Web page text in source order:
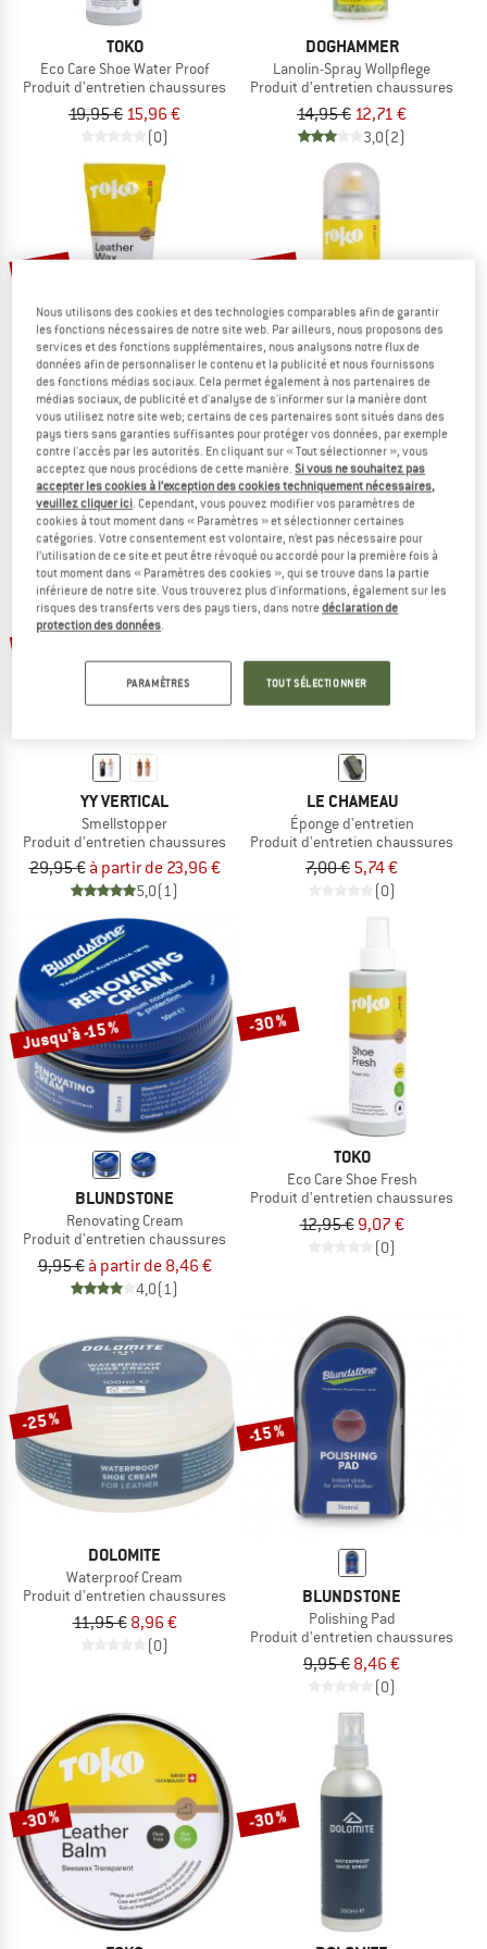
TOKO
Eco Care Shoe Water Proof
Produit d'entretien chaussures
19,95 € 15,96 €
(0)
DOGHAMMER
Lanolin-Spray Wollpflege
Produit d'entretien chaussures
14,95 € 12,71 €
3,0(2)
-25 %
TOKO
Eco Care Leather Wax
Produit d'entretien chaussures
9,00 €6,75 €
(0)
-25 %
TOKO
Care Shoe Water Proof Pro
Produit d'entretien chaussures
13,95 €10,46 €
(0)
Jusqu'à -20 %
YY VERTICAL
Smellstopper
Produit d'entretien chaussures
29,95 € à partir de 23,96 €
5,0(1)
LE CHAMEAU
Éponge d'entretien
Produit d'entretien chaussures
7,00 € 5,74 €
(0)
Jusqu'à -15 %
BLUNDSTONE
Renovating Cream
Produit d'entretien chaussures
9,95 € à partir de 8,46 €
4,0(1)
-30 %
TOKO
Eco Care Shoe Fresh
Produit d'entretien chaussures
12,95 € 9,07 €
(0)
-25 %
DOLOMITE
Waterproof Cream
Produit d'entretien chaussures
11,95 € 8,96 €
(0)
-15 %
BLUNDSTONE
Polishing Pad
Produit d'entretien chaussures
9,95 € 8,46 €
(0)
-30 % -30 %
Nous utilisons des cookies et des technologies comparables afin de garantir
les fonctions nécessaires de notre site web. Par ailleurs, nous proposons des
services et des fonctions supplémentaires, nous analysons notre flux de
données afin de personnaliser le contenu et la publicité et nous fournissons
des fonctions médias sociaux. Cela permet également à nos partenaires de
médias sociaux, de publicité et d'analyse de s'informer sur la manière dont
vous utilisez notre site web; certains de ces partenaires sont situés dans des
pays tiers sans garanties suffisantes pour protéger vos données, par exemple
contre l'accès par les autorités. En cliquant sur « Tout sélectionner », vous
acceptez que nous procédions de cette manière.Si vous ne souhaitez pas
accepter les cookies à l’exception des cookies techniquement nécessaires,
veuillez cliquer ici. Cependant, vous pouvez modifier vos paramètres de
cookies à tout moment dans « Paramètres » et sélectionner certaines
catégories. Votre consentement est volontaire, n’est pas nécessaire pour
l’utilisation de ce site et peut être révoqué ou accordé pour la première fois à
tout moment dans « Paramètres des cookies », qui se trouve dans la partie
inférieure de notre site. Vous trouverez plus d'informations, également sur les
risques des transferts vers des pays tiers, dans notredéclaration de
protection des données.
PARAMÈTRES TOUT SÉLECTIONNER